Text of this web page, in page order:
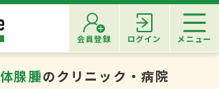
会員登録 ログイン メニュー
腺腫のクリニック・病院